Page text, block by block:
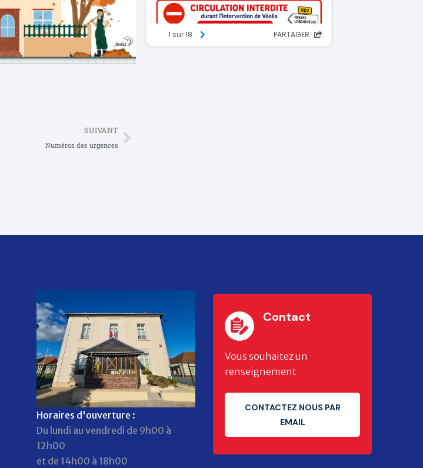
SUIVANT
Numéros des urgences
Horaires d'ouverture :
Du lundi au vendredi de 9h00 à
12h00
et de 14h00 à 18h00
Contact
Vous souhaitez un
renseignement
CONTACTEZ NOUS PAR
EMAIL